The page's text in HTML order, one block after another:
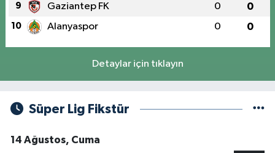
9 Gaziantep FK 0 0
10 Alanyaspor 0 0
Detaylar için tıklayın
Süper Lig Fikstür
14 Ağustos, Cuma